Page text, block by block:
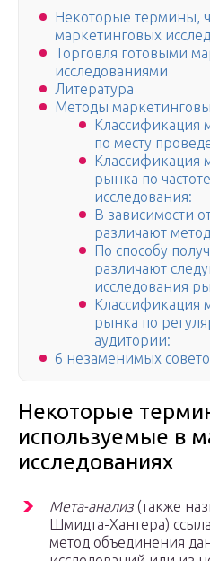
Некоторые термины,
маркетинговых
Торговля готовыми
исследованиями
Литература
Методы
Классификация
по месту
Классификация
рынка по
исследования:
В зависимости
различают
По способу
различают
исследования
Классификация
рынка по
аудитории:
6 незаменимых
Некоторые
используемые в
исследованиях
Мета-анализ (также
Шмидта-Хантера)
метод объединения